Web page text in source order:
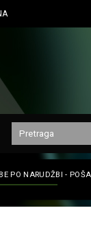
PO NARUDŽBI -